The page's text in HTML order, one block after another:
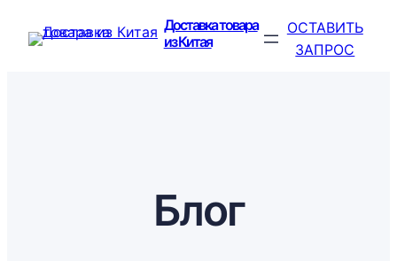
Доставка товара
из Китая
ОСТАВИТЬ
ЗАПРОС
Блог